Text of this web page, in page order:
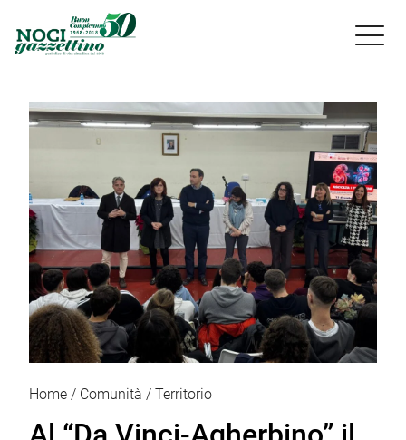

Home Comunità Territorio